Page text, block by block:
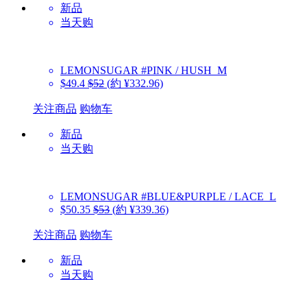
新品
当天购
LEMONSUGAR #PINK / HUSH_M
$49.4 $52 (約 ¥332.96)
关注商品 购物车
新品
当天购
LEMONSUGAR #BLUE&PURPLE / LACE_L
$50.35 $53 (約 ¥339.36)
关注商品 购物车
新品
当天购